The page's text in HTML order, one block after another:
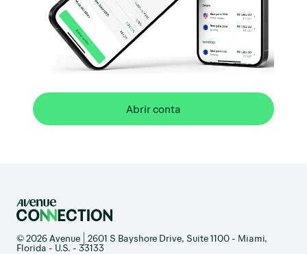
Abrir conta
© 2026 Avenue | 2601 S Bayshore Drive, Suite 1100 - Miami,
Florida - U.S. - 33133